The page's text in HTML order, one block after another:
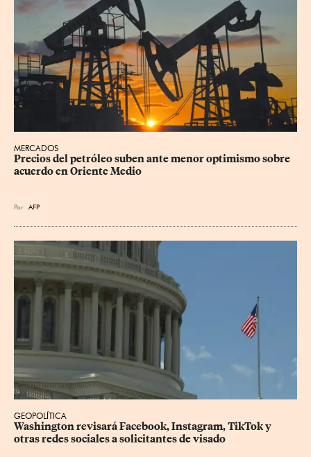
MERCADOS
Precios del petróleo suben ante menor optimismo sobre
acuerdo en Oriente Medio
Por AFP
GEOPOLÍTICA
Washington revisará Facebook, Instagram, TikTok y
otras redes sociales a solicitantes de visado